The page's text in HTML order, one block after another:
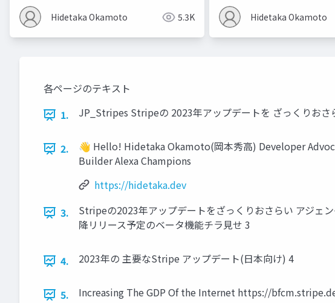
Hidetaka Okamoto 5.3K Hidetaka Okamoto
各ページのテキスト
1.
JP_Stripes Stripeの 2023年アップデートを ざっくりお
2.
👋 Hello! Hidetaka Okamoto(岡本秀高) Developer
Builder Alexa Champions
https://hidetaka.dev
3.
Stripeの2023年アップデートをざっくりおさらい アジェ
降リリース予定のベータ機能チラ見せ 3
4. 2023年の 主要なStripe アップデート(日本向け) 4
5.
Increasing The GDP Of the Internet https://